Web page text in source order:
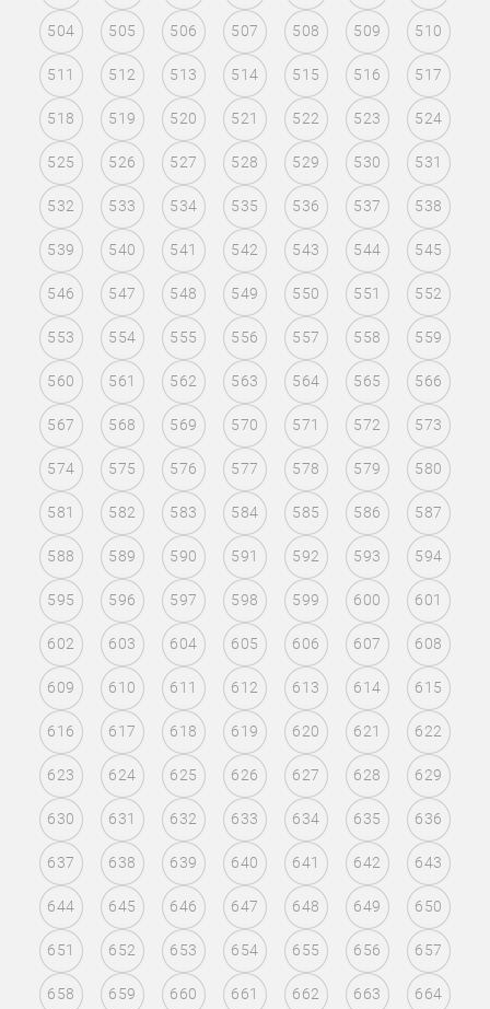
504 505 506 507 508 509 510
511 512 513 514 515 516 517
518 519 520 521 522 523 524
525 526 527 528 529 530 531
532 533 534 535 536 537 538
539 540 541 542 543 544 545
546 547 548 549 550 551 552
553 554 555 556 557 558 559
560 561 562 563 564 565 566
567 568 569 570 571 572 573
574 575 576 577 578 579 580
581 582 583 584 585 586 587
588 589 590 591 592 593 594
595 596 597 598 599 600 601
602 603 604 605 606 607 608
609 610 611 612 613 614 615
616 617 618 619 620 621 622
623 624 625 626 627 628 629
630 631 632 633 634 635 636
637 638 639 640 641 642 643
644 645 646 647 648 649 650
651 652 653 654 655 656 657
658 659 660 661 662 663 664